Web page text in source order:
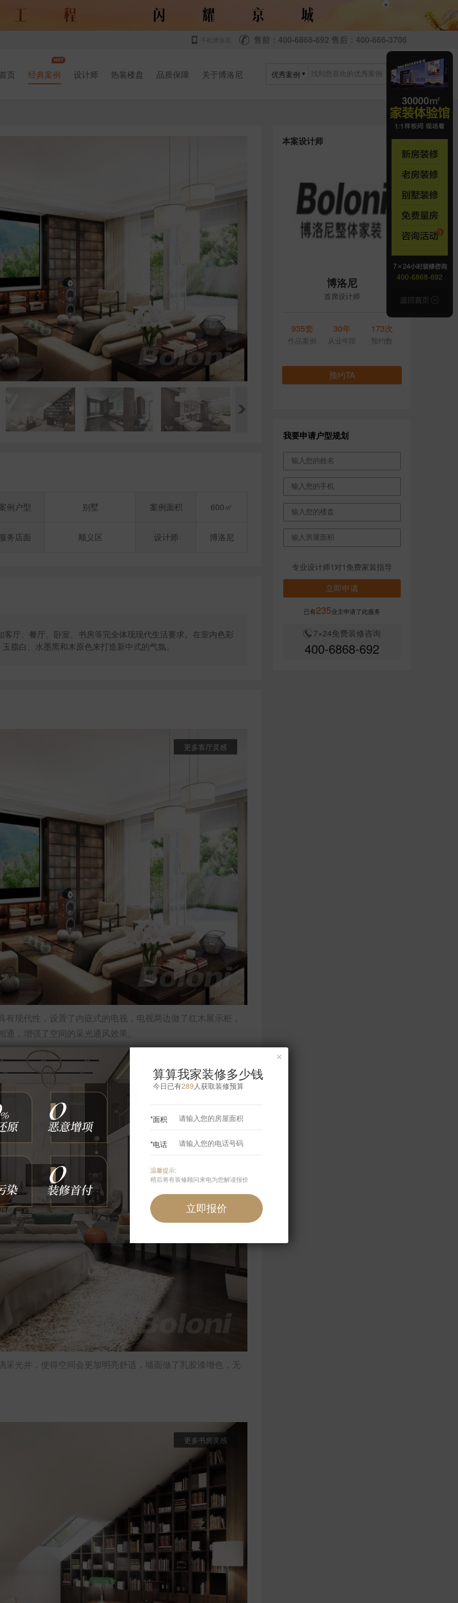
×
手机博洛尼 售前：400-6868-692 售后：400-666-3706
页 经典案例 设计师 热装楼盘 品质保障 关于博洛尼 优秀案例
点击浏览下一张
例户型
务店面
别墅
顺义区
案例面积
设计师
600㎡
博洛尼
厅、餐厅、卧室、书房等完全体现现代生活要求。在室内色彩
脂白、水墨黑和木原色来打造新中式的气氛。
更多客厅灵感
现代性，设置了内嵌式的电视，电视两边做了红木展示柜，
，增强了空间的采光通风效果。
光井，使得空间会更加明亮舒适，墙面做了乳胶漆增色，无
更多书房灵感
本案设计师
博洛尼
首席设计师
173次
预约数
30年
从业年限
935套
作品案例
预约TA
我要申请户型规划
专业设计师1对1免费家装指导
立即申请
已有235业主申请了此服务
7×24免费装修咨询
400-6868-692
400-6868-692
×
算算我家装修多少钱
今日已有289 人获取装修预算
*面积
*电话
温馨提示:
稍后将有装修顾问来电为您解读报价